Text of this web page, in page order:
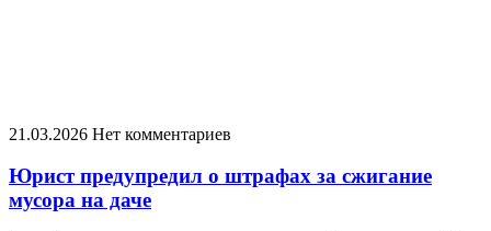
21.03.2026 Нет комментариев
Юрист предупредил о штрафах за сжигание
мусора на даче